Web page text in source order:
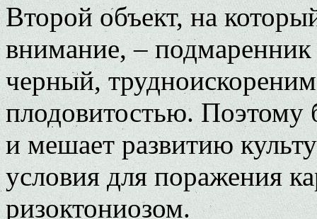
Второй объект, на
внимание, –
черный,
плодовитостью. Поэтому
и мешает развитию
условия для поражения
ризоктониозом.